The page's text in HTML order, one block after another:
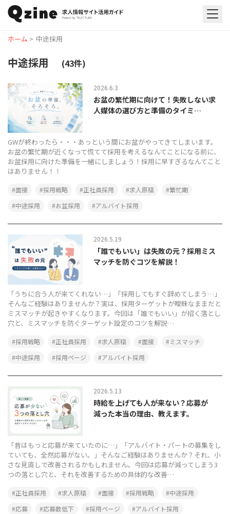
ホーム > 中途採用
中途採用 (43件)
2026.6.3
お盆の繁忙期に向けて！失敗しない求
人媒体の選び方と準備のタイミ…
GWが終わったら・・・あっという間にお盆がやってきてしまいます。
お盆の繁忙期が近くなって慌てて採用を考えるなんてことになる前に、
お盆採用に向けた準備を一緒にしましょう！採用に早すぎるなんてこと
はありません！！
面接 採用戦略 正社員採用 求人原稿
繁忙期
中途採用
お盆採用 アルバイト採用
2026.5.19
「誰でもいい」は失敗の元？採用ミス
マッチを防ぐコツを解説！
「うちに合う人が来てくれない…」「採用してもすぐ辞めてしまう…」
そんなご経験はありませんか？実は、採用ターゲットが曖昧なままだと
ミスマッチが起きやすくなります。今回は「誰でもいい」が招く落とし
穴と、ミスマッチを防ぐターゲット設定のコツを解説…
採用戦略 正社員採用 求人原稿 面接
ミスマッチ
中途採用
採用ページ アルバイト採用
2026.5.13
時給を上げても人が来ない？応募が
減った本当の理由、教えます。
「昔はもっと応募が来ていたのに…」「アルバイト・パートの募集をし
ていても、全然応募がない。」そんなご経験はありませんか？それ、小
さな見直しで改善されるかもしれません。今回は応募が減ってしまう3
つの落とし穴と、それを改善するための具体的な改善…
正社員採用 求人原稿 面接 採用戦略
中途採用
応募
応募数低下 採用ページ アルバイト採用